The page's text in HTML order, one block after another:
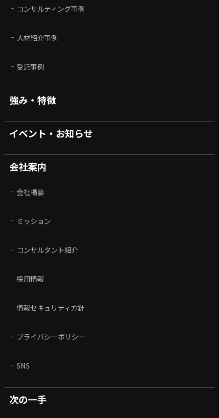
コンサルティング事例
人材紹介事例
受託事例
強み・特徴
イベント・お知らせ
会社案内
会社概要
ミッション
コンサルタント紹介
採用情報
情報セキュリティ方針
プライバシーポリシー
SNS
次の一手